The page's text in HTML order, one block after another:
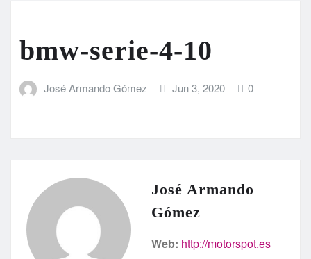
bmw-serie-4-10
José Armando Gómez Jun 3, 2020 0
José Armando
Gómez
Web: http://motorspot.es